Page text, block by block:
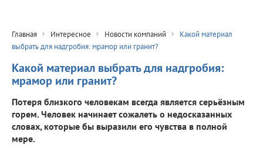
Главная Интересное Новости компаний
Какой материал
выбрать для надгробия: мрамор или гранит?
Какой материал выбрать для надгробия:
мрамор или гранит?
Потеря близкого человекам всегда является серьёзным
горем. Человек начинает сожалеть о недосказанных
словах, которые бы выразили его чувства в полной
мере.